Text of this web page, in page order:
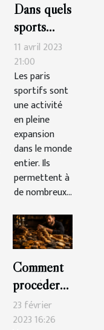
Dans quels
sports
faut-il
parier pour
gagner
plus
d'argent?
11 avril 2023
21:00
Les paris
sportifs sont
une activité
en pleine
expansion
dans le monde
entier. Ils
permettent à
de nombreux...
Comment
procéder
pour
acheter
23 février
2023 16:26